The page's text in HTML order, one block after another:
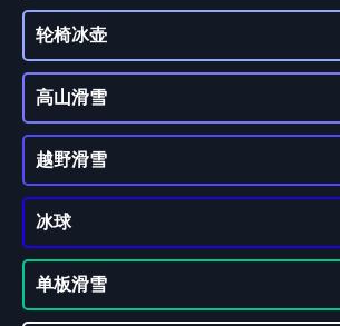
轮椅冰壶
高山滑雪
越野滑雪
冰球
单板滑雪